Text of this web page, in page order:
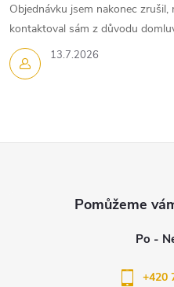
13.7.2026
Objednávku jsem nakonec
kontaktoval sám z důvodu
+420